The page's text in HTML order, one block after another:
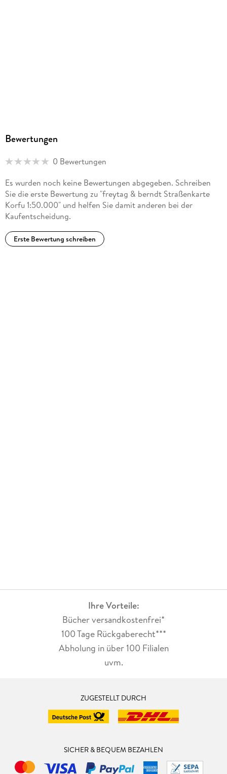
Bewertungen
0 Bewertungen
Es wurden noch keine Bewertungen abgegeben. Schreiben
Sie die erste Bewertung zu "freytag & berndt Straßenkarte
Korfu 1:50.000" und helfen Sie damit anderen bei der
Kaufentscheidung.
Erste Bewertung schreiben
Ihre Vorteile:
Bücher versandkostenfrei*
100 Tage Rückgaberecht***
Abholung in über 100 Filialen
uvm.
ZUGESTELLT DURCH
SICHER & BEQUEM BEZAHLEN